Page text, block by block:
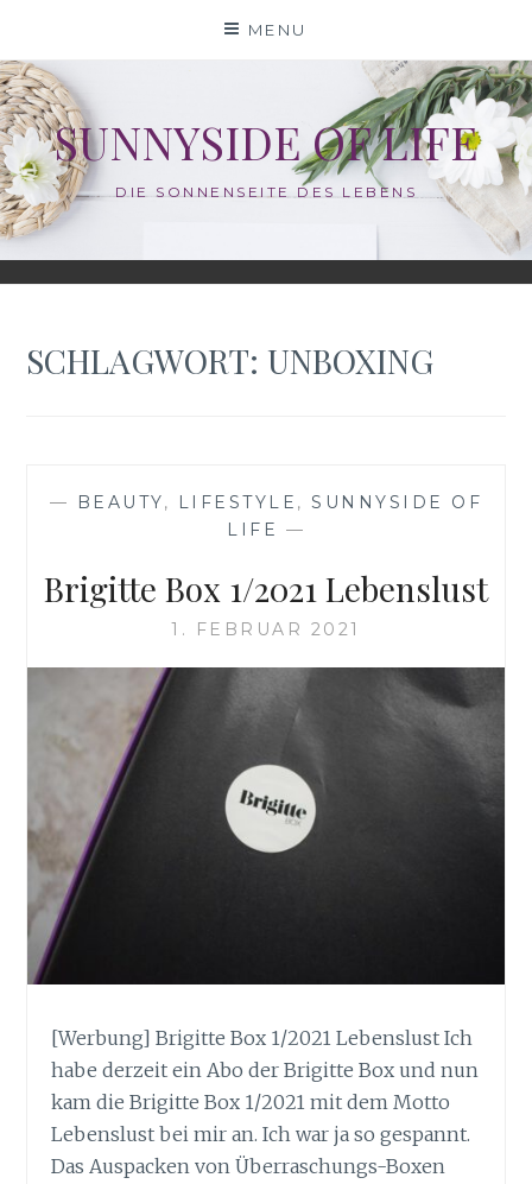
content
MENU
SUNNYSIDE OF LIFE
DIE SONNENSEITE DES LEBENS
SCHLAGWORT:UNBOXING
— BEAUTY, LIFESTYLE ,SUNNYSIDE OF
LIFE —
Brigitte Box 1/2021 Lebenslust
1. FEBRUAR 2021
[Werbung] Brigitte Box 1/2021 Lebenslust Ich
habe derzeit ein Abo der Brigitte Box und nun
kam die Brigitte Box 1/2021 mit dem Motto
Lebenslust bei mir an. Ich war ja so gespannt.
Das Auspacken von Überraschungs-Boxen